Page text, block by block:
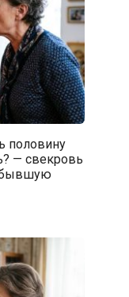
половину
— свекровь
бывшую